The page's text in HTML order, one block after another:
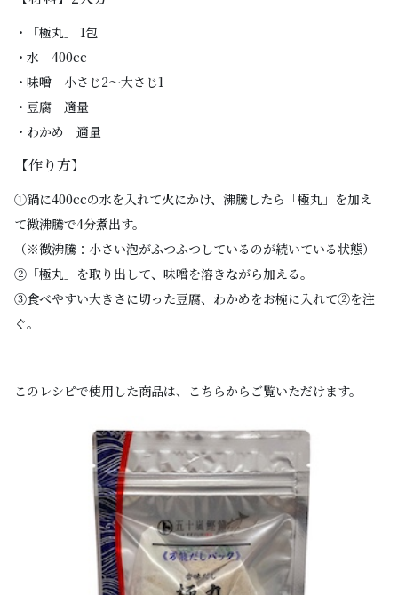
・「極丸」 1包
・水 400cc
・味噌 小さじ2〜大さじ1
・豆腐 適量
・わかめ 適量
【作り方】
①鍋に400ccの水を入れて火にかけ、沸騰したら「極丸」を加え
て微沸騰で4分煮出す。
（※微沸騰：小さい泡がふつふつしているのが続いている状態）
②「極丸」を取り出して、味噌を溶きながら加える。
③食べやすい大きさに切った豆腐、わかめをお椀に入れて②を注
ぐ。
このレシピで使用した商品は、こちらからご覧いただけます。